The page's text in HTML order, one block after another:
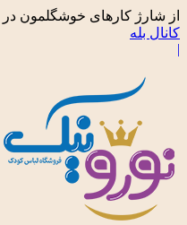
از شارژ کارهای خوشگلمون در
کانال بله
|